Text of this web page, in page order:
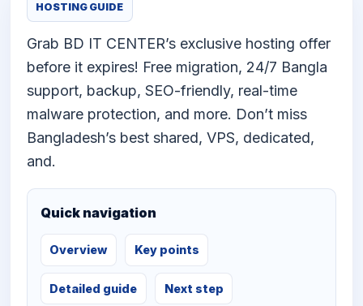
HOSTING GUIDE
Grab BD IT CENTER’s exclusive hosting offer
before it expires! Free migration, 24/7 Bangla
support, backup, SEO-friendly, real-time
malware protection, and more. Don’t miss
Bangladesh’s best shared, VPS, dedicated,
and.
Quick navigation
Overview Key points
Detailed guide Next step